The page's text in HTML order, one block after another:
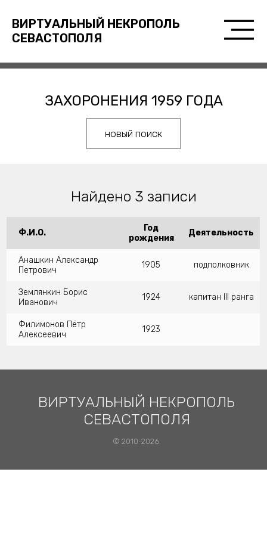
ВИРТУАЛЬНЫЙ НЕКРОПОЛЬ
СЕВАСТОПОЛЯ
ЗАХОРОНЕНИЯ 1959 ГОДА
новый поиск
Найдено 3 записи
Ф.И.О.
Год
рождения
Деятельность
Анашкин Александр
Петрович
1905 подполковник
Землянкин Борис
Иванович
1924 капитан III ранга
Филимонов Пётр
Алексеевич
1923
ВИРТУАЛЬНЫЙ НЕКРОПОЛЬ
СЕВАСТОПОЛЯ
© 2010-2026.